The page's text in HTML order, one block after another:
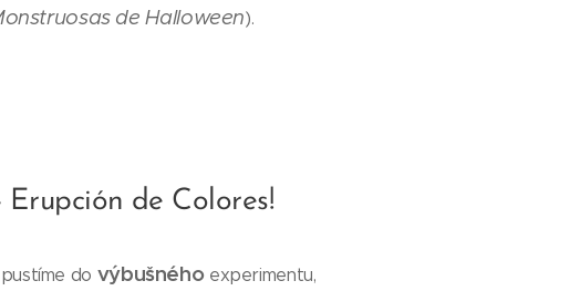
de Halloween).
Erupción de Colores!
do výbušného experimentu,